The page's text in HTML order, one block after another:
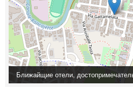
Ближайщие отели,